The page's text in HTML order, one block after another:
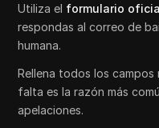
Utiliza el formulario
respondas al correo de
humana.
Rellena todos los
falta es la razón más
apelaciones.